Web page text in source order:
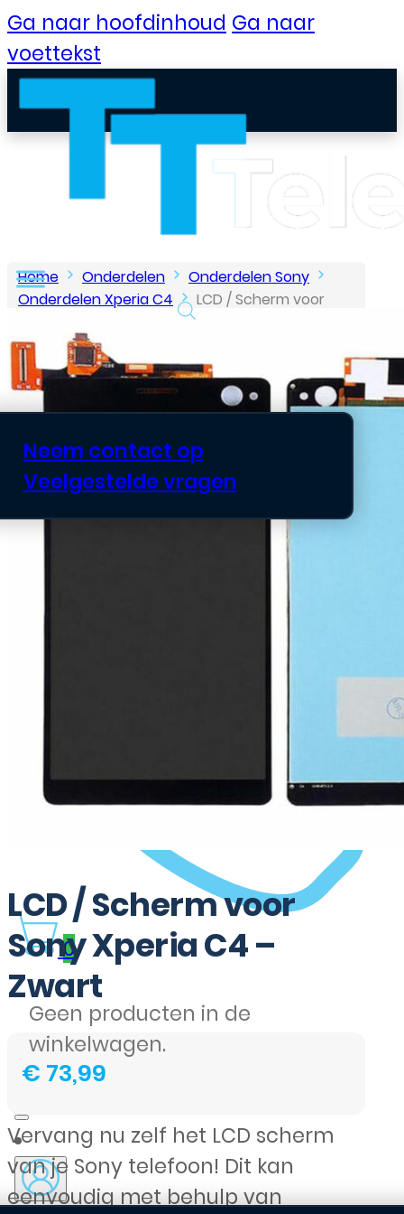
Ga naar hoofdinhoud Ga naar
voettekst
B2B Portaal
Klantenservice
Neem contact op
Veelgestelde vragen
0
Geen producten in de
winkelwagen.
Home Onderdelen
Onderdelen Sony
Onderdelen Xperia C4
LCD / Scherm voor
Sony Xperia C4 – Zwart
LCD / Scherm voor
Sony Xperia C4 –
Zwart
€ 73,99
Vervang nu zelf het LCD scherm
van je Sony telefoon! Dit kan
eenvoudig met behulp van